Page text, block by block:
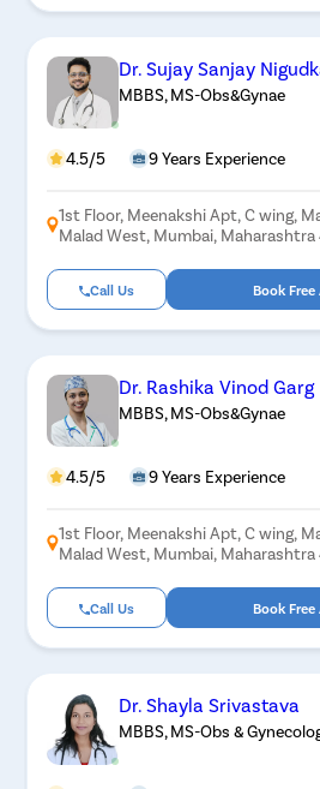
Dr. Sujay Sanjay
MBBS, MS-Obs&Gynae
4.5/5 9 Years Experience
1st Floor, Meenakshi Apt, C wing,
Malad West, Mumbai,
Call Us Book
Dr. Rashika Vinod Garg
MBBS, MS-Obs&Gynae
4.5/5 9 Years Experience
1st Floor, Meenakshi Apt, C wing,
Malad West, Mumbai,
Call Us Book
Dr. Shayla Srivastava
MBBS, MS-Obs &